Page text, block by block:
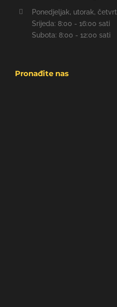
Ponedjeljak, utorak,
Srijeda: 8:00 - 16:00 sati
Subota: 8:00 - 12:00 sati
Pronađite nas